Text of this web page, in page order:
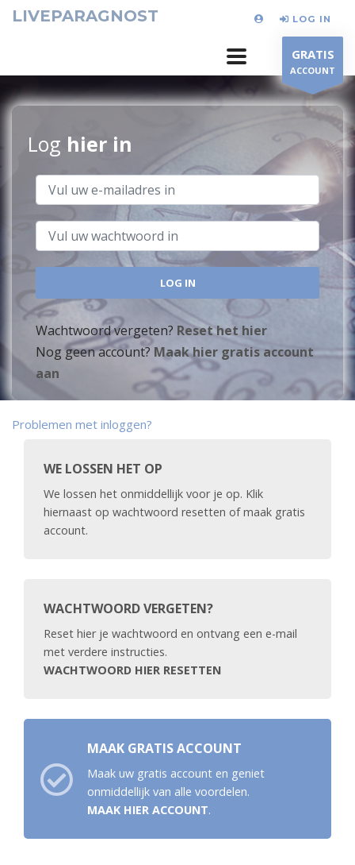
LIVEPARAGNOST LOG IN
GRATIS
ACCOUNT
Log hier in
Wachtwoord vergeten? Reset het hier
Nog geen account? Maak hier gratis account
aan
Problemen met inloggen?
WE LOSSEN HET OP
We lossen het onmiddellijk voor je op. Klik
hiernaast op wachtwoord resetten of maak gratis
account.
WACHTWOORD VERGETEN?
Reset hier je wachtwoord en ontvang een e-mail
met verdere instructies.
WACHTWOORD HIER RESETTEN
MAAK GRATIS ACCOUNT
Maak uw gratis account en geniet
onmiddellijk van alle voordelen.
MAAK HIER ACCOUNT.